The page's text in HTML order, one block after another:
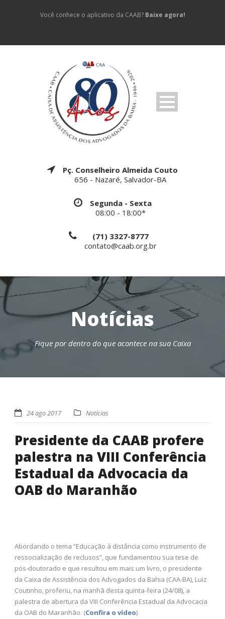
Você conhece o aplicativo da CAAB? Baixe agora!
Pç. Conselheiro Almeida Couto
656 - Nazaré, Salvador-BA
Segunda - Sexta
08:00 - 18:00*
(71) 3327-8777
contato@caab.org.br
Notícias
Fique por dentro do que acontece na sua Caixa
24 ago 2017 Notícias
Presidente da CAAB profere
palestra na VIII Conferência
Estadual da Advocacia da
OAB do Maranhão
Abordando o tema “Educação à distância como instrumento de
ressocialização de reclusos”, que fundamentou sua tese de
pós-doutorado e que resultou em mais um livro, o presidente
da Caixa de Assistência dos Advogados da Bahia (CAA-BA), Luiz
Coutinho, proferiu, na manhã desta quinta-feira (24/08), a
palestra de abertura da VIII Conferência Estadual da Advocacia
da OAB do Maranhão. (Confira o vídeo)